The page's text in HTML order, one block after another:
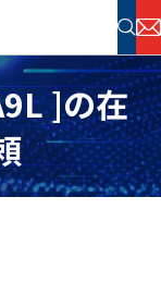
検索
]の在